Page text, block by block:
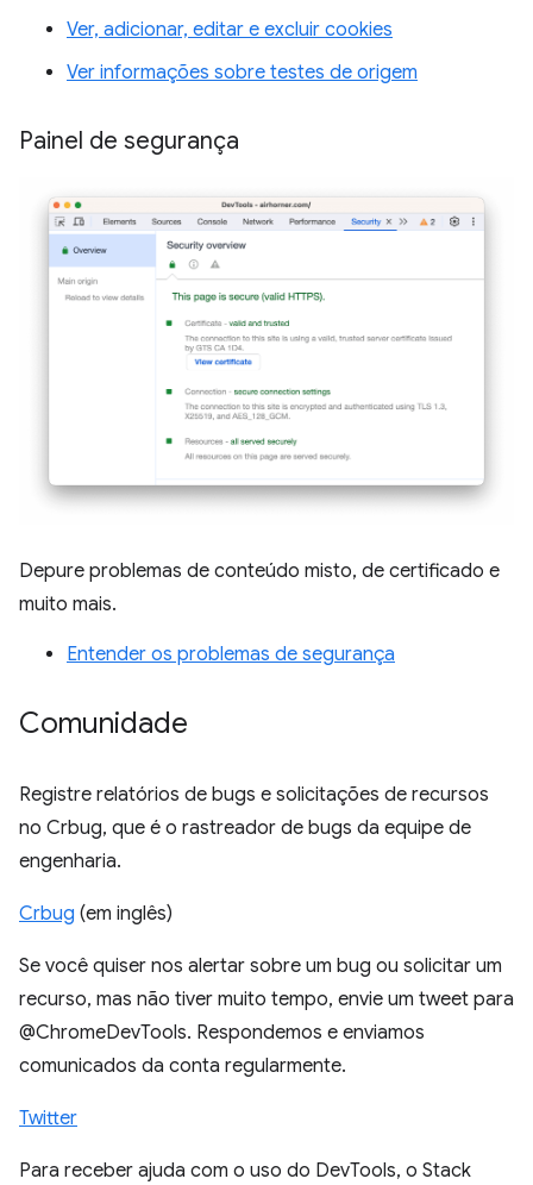
Ver, adicionar, editar e excluir cookies
Ver informações sobre testes de origem
Painel de segurança
Depure problemas de conteúdo misto, de certificado e
muito mais.
Entender os problemas de segurança
Comunidade
Registre relatórios de bugs e solicitações de recursos
no Crbug, que é o rastreador de bugs da equipe de
engenharia.
Crbug (em inglês)
Se você quiser nos alertar sobre um bug ou solicitar um
recurso, mas não tiver muito tempo, envie um tweet para
@ChromeDevTools. Respondemos e enviamos
comunicados da conta regularmente.
Twitter
Para receber ajuda com o uso do DevTools, o Stack